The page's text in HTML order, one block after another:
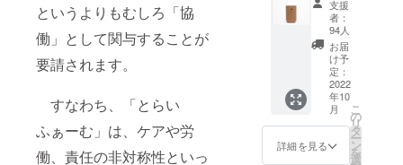
というよりもむしろ「協
働」として関与することが
要請されます。
すなわち、「とらい
ふぁーむ」は、ケアや労
働、責任の非対称性といっ
こうした理
念のもと、
1999年にデ
イサービス
センター
いる境南」
動報
告」欄
にてご
報告さ
せてい
ただき
ます。
閉じる
設置す
る予定
のカ
フェで
使用す
ること
を検討
してい
る
PAPLU
S︎（パプ
支援
者：
94人
お届
け予
定：
2022
年10
月
詳細を見る
こ
の
リ
タ
ー
ン
を
選